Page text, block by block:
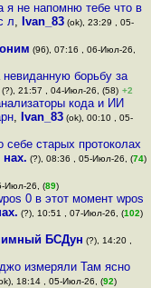
я не напомню тебе что в
л, Ivan_83(ok), 23:29 , 05-
(96), 07:16 , 06-Июл-26,
невиданную борьбу за
(?), 21:57 , 04-Июл-26, (58) +2
кода и ИИ
, Ivan_83(ok), 00:10 , 05-
себе старых протоколах
нах. (?), 08:36 , 05-Июл-26, (74)
Июл-26, (89)
0 в этот момент wpos
(?), 10:51 , 07-Июл-26, (102)
БСДун (?), 14:20 ,
измеряли Там ясно
18:14 , 05-Июл-26, (92)